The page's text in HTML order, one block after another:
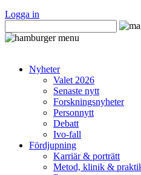
Logga in
Nyheter
Valet 2026
Senaste nytt
Forskningsnyheter
Personnytt
Debatt
Ivo-fall
Fördjupning
Karriär & porträtt
Metod, klinik &